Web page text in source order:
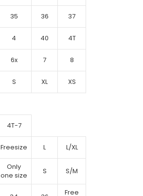
35 36 37
4 40 4T
6x 7 8
S XL XS
4T-7
Freesize L L/XL
Only
one size
S S/M
Free